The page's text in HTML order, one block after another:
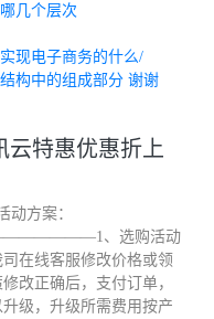
品，如软件、电子读物、
。
邮件、新闻组和实时的讨
务，如有进一步的需求，
信息。
几个层次
现电子商务的什么/
构中的组成部分 谢谢
云特惠优惠折上
动方案：
、选购活动
在线客服修改价格或领
改正确后，支付订单，
级，升级所需费用按产